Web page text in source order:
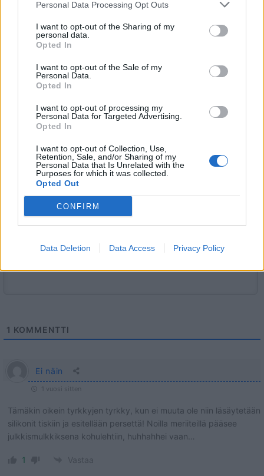
Personal Data Processing Opt Outs
I want to opt-out of the Sharing of my
personal data.
Opted In
I want to opt-out of the Sale of my
Personal Data.
Opted In
I want to opt-out of processing my
Personal Data for Targeted Advertising.
Opted In
I want to opt-out of Collection, Use,
Retention, Sale, and/or Sharing of my
Personal Data that Is Unrelated with the
Purposes for which it was collected.
Opted Out
CONFIRM
Data Deletion Data Access Privacy Policy
Ahti Peltonen Kesäloma
Ruisrock
Shirly Karvinen
Kommenttiosio
Heräsikö ajatuksia? Kerro mielipiteesi.
Tutustu kuitenkin
sääntöihin.
✨ Nimikone
1 KOMMENTTI
Ei näin
1 vuosi sitten
Tämäkin oikein tyrkkyjen tyrkky, kun ei muuta ole niin läsäytetään
silikonit tiskiin ja esitellään persettä! Noilla meriiteillä pääsee
julkkismulkkiksena kohulehtiin, huhhahhei vaan…
1 Vastaa